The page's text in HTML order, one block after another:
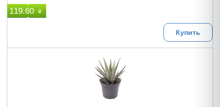
119.60 ₴
Купить